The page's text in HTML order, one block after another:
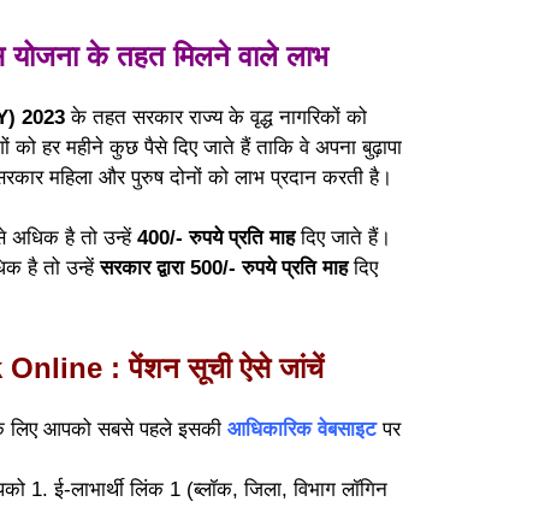
के तहत मिलने वाले लाभ
2023 के तहत सरकार राज्य के वृद्ध नागरिकों को
को हर महीने कुछ पैसे दिए जाते हैं ताकि वे अपना बुढ़ापा
महिला और पुरुष दोनों को लाभ प्रदान करती है।
है तो उन्हें400/- रुपये प्रति माहदिए जाते हैं।
है तो उन्हेंसरकार द्वारा 500/- रुपये प्रति माहदिए
: पेंशन सूची ऐसे जांचें
आपको सबसे पहले इसकी आधिकारिक वेबसाइटपर
ई-लाभार्थी लिंक 1 (ब्लॉक, जिला, विभाग लॉगिन